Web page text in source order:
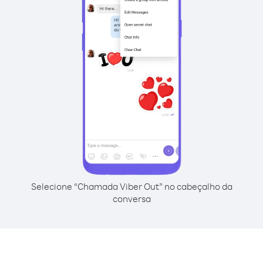
Selecione “Chamada Viber Out” no cabeçalho da
conversa